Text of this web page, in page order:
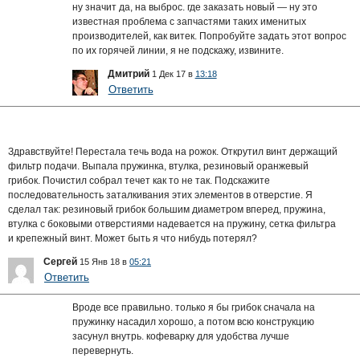
ну значит да, на выброс. где заказать новый — ну это
известная проблема с запчастями таких именитых
производителей, как витек. Попробуйте задать этот вопрос
по их горячей линии, я не подскажу, извините.
Дмитрий 1 Дек 17 в 13:18
Ответить
Здравствуйте! Перестала течь вода на рожок. Открутил винт держащий
фильтр подачи. Выпала пружинка, втулка, резиновый оранжевый
грибок. Почистил собрал течет как то не так. Подскажите
последовательность заталкивания этих элементов в отверстие. Я
сделал так: резиновый грибок большим диаметром вперед, пружина,
втулка с боковыми отверстиями надевается на пружину, сетка фильтра
и крепежный винт. Может быть я что нибудь потерял?
Сергей 15 Янв 18 в 05:21
Ответить
Вроде все правильно. только я бы грибок сначала на
пружинку насадил хорошо, а потом всю конструкцию
засунул внутрь. кофеварку для удобства лучше
перевернуть.